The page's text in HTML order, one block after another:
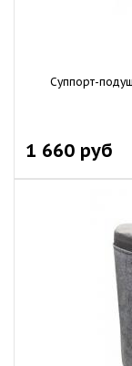
Суппорт-
1 660 руб